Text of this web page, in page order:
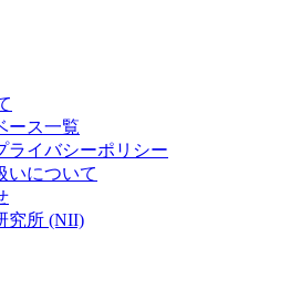
ース一覧
ライバシーポリシー
いについて
究所 (NII)